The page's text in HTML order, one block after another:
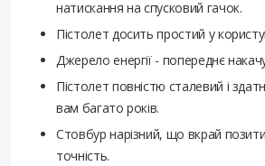
натискання на спусковий гачок.
Пістолет досить простий у
Джерело енергії - попереднє
Пістолет повністю сталевий і
вам багато років.
Стовбур нарізний, що вкрай
точність.